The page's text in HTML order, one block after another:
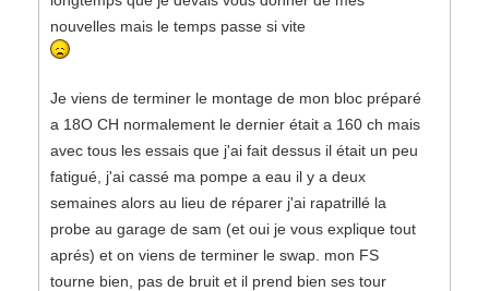
nouvelles mais le temps passe si vite
Je viens de terminer le montage de mon bloc préparé
a 18O CH normalement le dernier était a 160 ch mais
avec tous les essais que j'ai fait dessus il était un peu
fatigué, j'ai cassé ma pompe a eau il y a deux
semaines alors au lieu de réparer j'ai rapatrillé la
probe au garage de sam (et oui je vous explique tout
aprés) et on viens de terminer le swap. mon FS
tourne bien, pas de bruit et il prend bien ses tour